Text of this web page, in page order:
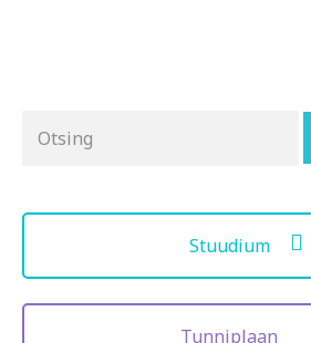
for:
Stuudium
Tunniplaan